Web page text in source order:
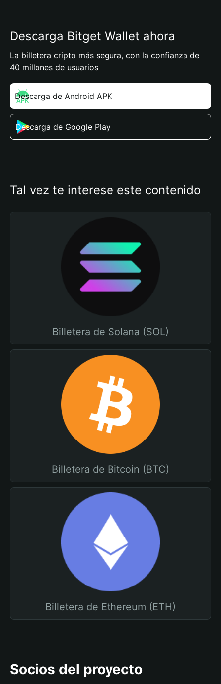
Descarga Bitget Wallet ahora
La billetera cripto más segura, con la confianza de
40 millones de usuarios
Descarga de Android APK
Descarga de Google Play
Tal vez te interese este contenido
Billetera de Solana (SOL)
Billetera de Bitcoin (BTC)
Billetera de Ethereum (ETH)
Socios del proyecto